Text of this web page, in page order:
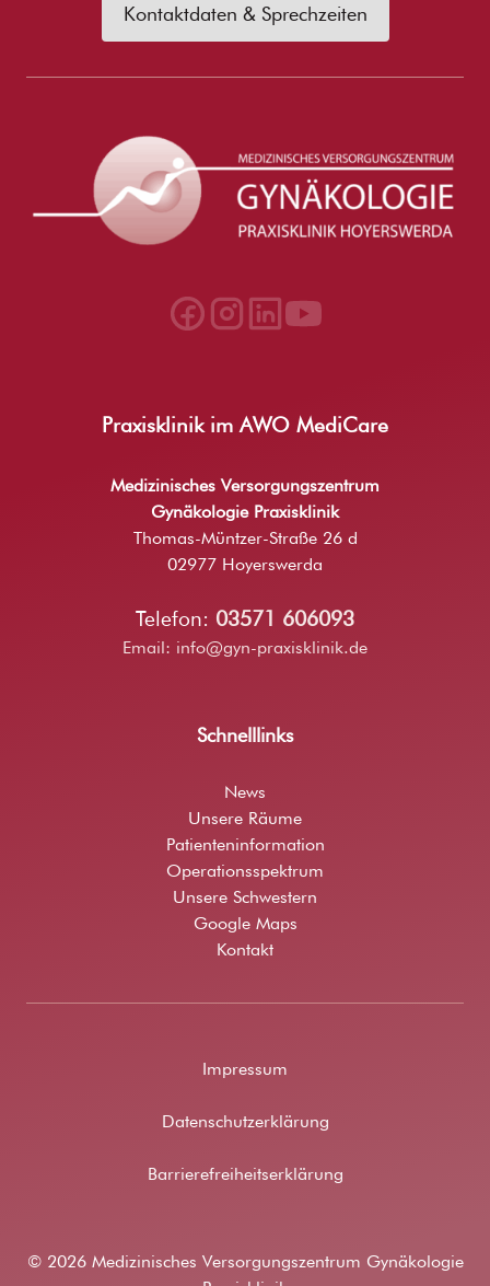
Kontaktdaten & Sprechzeiten
Praxisklinik im AWO MediCare
Medizinisches Versorgungszentrum
Gynäkologie Praxisklinik
Thomas-Müntzer-Straße 26 d
02977 Hoyerswerda
Telefon: 03571 606093
Email: info@gyn-praxisklinik.de
Schnelllinks
News
Unsere Räume
Patienteninformation
Operationsspektrum
Unsere Schwestern
Google Maps
Kontakt
© 2026 Medizinisches Versorgungszentrum Gynäkologie
Impressum
Datenschutzerklärung
Barrierefreiheitserklärung